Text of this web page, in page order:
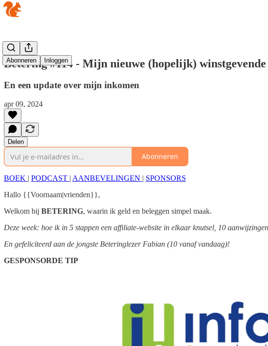
Abonneren Inloggen
Betering #114 - Mijn nieuwe (hopelijk)
En een update over mijn inkomen
apr 09, 2024
Delen
Abonneren
BOEK | PODCAST | AANBEVELINGEN | SPONSORS
Hallo {{Voornaam|vrienden}},
Welkom bij BETERING, waarin ik geld en beleggen simpel maak.
Deze week: hoe ik in 5 stappen een affiliate-website in elkaar knutsel, 10
En gefeliciteerd aan de jongste Beteringlezer Fabian (10 vanaf vandaag)!
GESPONSORDE TIP